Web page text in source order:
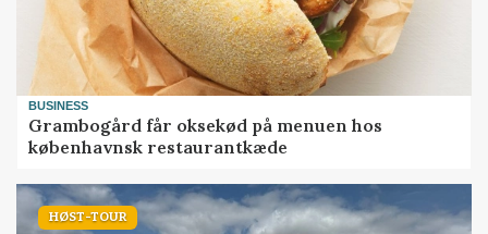
BUSINESS
Grambogård får oksekød på menuen hos
københavnsk restaurantkæde
HØST-TOUR